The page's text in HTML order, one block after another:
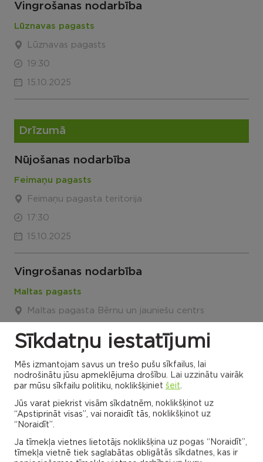
Vingrošanas nodarbība
Lūznavas pagasts
Lūznavas pagasts
19:30
15.10.2025
Drīzumā
Nūjošanas nodarbība
Feimaņu pagasts
Feimaņu pagasta teritorija
17:30
15.10.2025
Vingrošanas nodarbība
Maltas pagasts
Maltas pagasta Bērnu un jauniešu centrs
15.10.2025
Vingrošanas nodarbība
Lūznavas pagasts
Lūznavas pagasts
19:30
15.10.2025
Sīkdatņu iestatījumi
Mēs izmantojam savus un trešo pušu sīkfailus, lai
nodrošinātu jūsu apmeklējuma drošību. Lai uzzinātu vairāk
par mūsu sīkfailu politiku, noklikšķiniet šeit.
Jūs varat piekrist visām sīkdatnēm, noklikšķinot uz
“Apstiprināt visas”, vai noraidīt tās, noklikšķinot uz
“Noraidīt”.
Ja tīmekļa vietnes lietotājs noklikšķina uz pogas “Noraidīt”,
tīmekļa vietnē tiek saglabātas obligātās sīkdatnes, kas ir